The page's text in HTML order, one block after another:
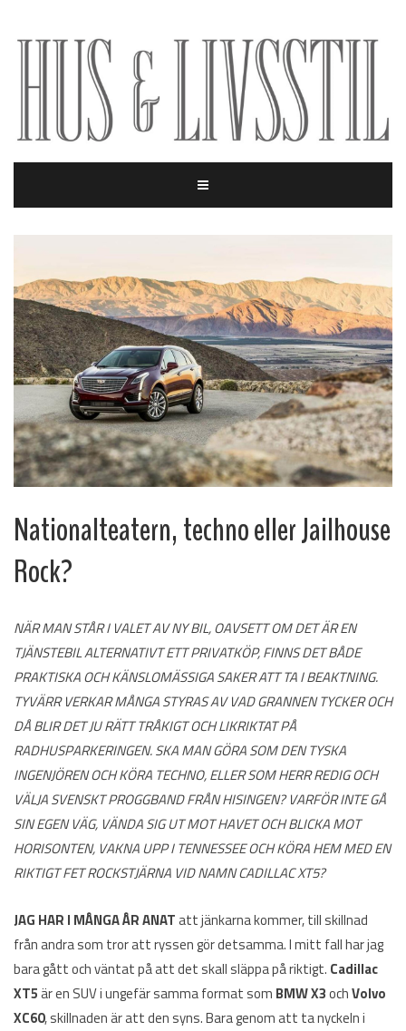
Nationalteatern, techno eller Jailhouse
Rock?
NÄR MAN STÅR I VALET AV NY BIL, OAVSETT OM DET ÄR EN
TJÄNSTEBIL ALTERNATIVT ETT PRIVATKÖP, FINNS DET BÅDE
PRAKTISKA OCH KÄNSLOMÄSSIGA SAKER ATT TA I BEAKTNING.
TYVÄRR VERKAR MÅNGA STYRAS AV VAD GRANNEN TYCKER OCH
DÅ BLIR DET JU RÄTT TRÅKIGT OCH LIKRIKTAT PÅ
RADHUSPARKERINGEN. SKA MAN GÖRA SOM DEN TYSKA
INGENJÖREN OCH KÖRA TECHNO, ELLER SOM HERR REDIG OCH
VÄLJA SVENSKT PROGGBAND FRÅN HISINGEN? VARFÖR INTE GÅ
SIN EGEN VÄG, VÄNDA SIG UT MOT HAVET OCH BLICKA MOT
HORISONTEN, VAKNA UPP I TENNESSEE OCH KÖRA HEM MED EN
RIKTIGT FET ROCKSTJÄRNA VID NAMN CADILLAC XT5?
JAG HAR I MÅNGA ÅR ANATatt jänkarna kommer, till skillnad
från andra som tror att ryssen gör detsamma. I mitt fall har jag
bara gått och väntat på att det skall släppa på riktigt. Cadillac
XT5är en SUV i ungefär samma format som BMW X3ochVolvo
XC60, skillnaden är att den syns. Bara genom att ta nyckeln i